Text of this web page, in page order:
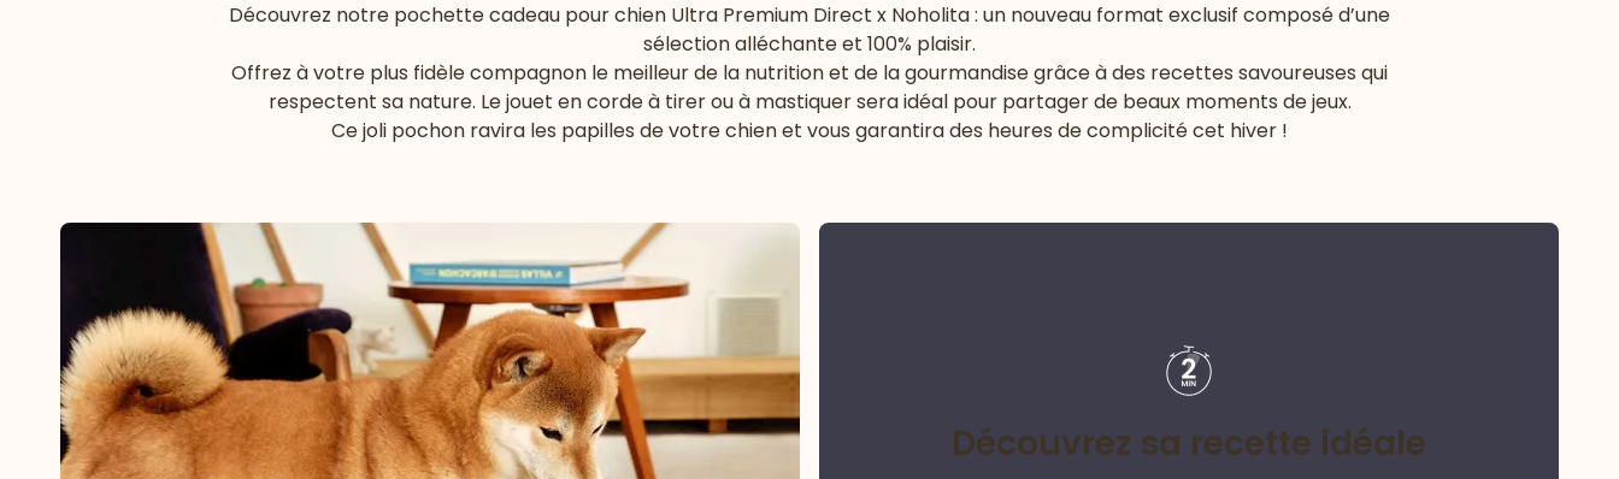
Découvrez notre pochette cadeau pour chien Ultra Premium Direct x Noholita : un nouveau format exclusif composé d’une
sélection alléchante et 100% plaisir.
Offrez à votre plus fidèle compagnon le meilleur de la nutrition et de la gourmandise grâce à des recettes savoureuses qui
respectent sa nature. Le jouet en corde à tirer ou à mastiquer sera idéal pour partager de beaux moments de jeux.
Ce joli pochon ravira les papilles de votre chien et vous garantira des heures de complicité cet hiver !
Découvrez sa recette idéale